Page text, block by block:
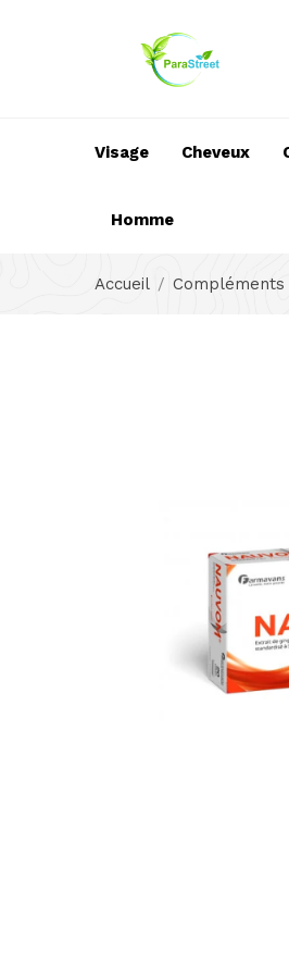
Visage Cheveux
Homme
Accueil